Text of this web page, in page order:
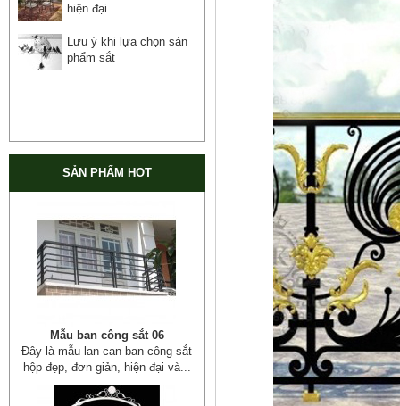
hiện đại
Lưu ý khi lựa chọn sản
phẩm sắt
SẢN PHẨM HOT
Mẫu giường sắt đẹp _ 51
Giường sắt đẹp phong cách hiện
đại phù hợp nhiều lứa tuổi
Giường sắt đủ mọi...